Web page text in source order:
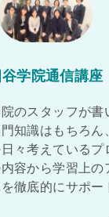
谷学院通信講座
のスタッフが書
知識はもちろん
々考えているプ
容から学習上の
徹底的にサポー